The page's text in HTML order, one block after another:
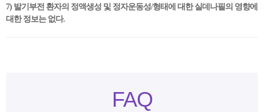
7) 발기부전 환자의 정액생성 및 정자운동성/형태에 대한 실데나필의 영향에
대한 정보는 없다.
FAQ